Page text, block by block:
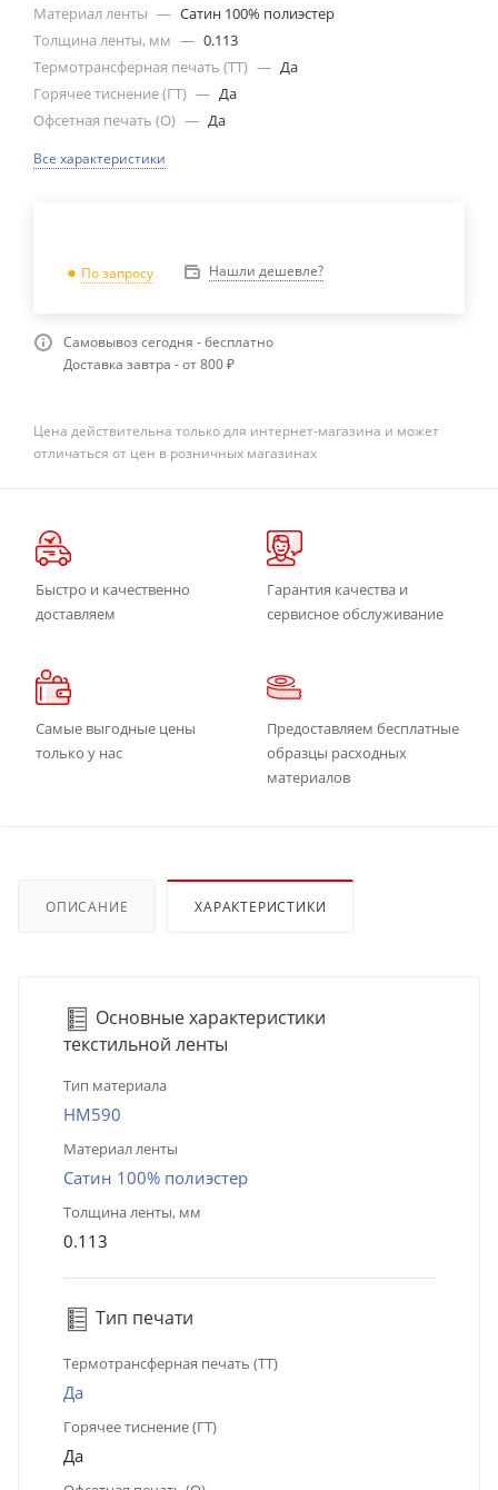
Материал ленты — Сатин 100% полиэстер
Толщина ленты, мм — 0.113
Термотрансферная печать (ТТ) — Да
Горячее тиснение (ГТ) — Да
Офсетная печать (О) — Да
Все характеристики
По запросу Нашли дешевле?
Самовывоз сегодня - бесплатно
Доставка завтра - от 800 ₽
Цена действительна только для интернет-магазина и может
отличаться от цен в розничных магазинах
Быстро и качественно
доставляем
Гарантия качества и
сервисное обслуживание
Самые выгодные цены
только у нас
Предоставляем бесплатные
образцы расходных
материалов
ОПИСАНИЕ ХАРАКТЕРИСТИКИ
Основные характеристики
текстильной ленты
Тип материала
HM590
Материал ленты
Сатин 100% полиэстер
Толщина ленты, мм
0.113
Тип печати
Термотрансферная печать (ТТ)
Да
Горячее тиснение (ГТ)
Да